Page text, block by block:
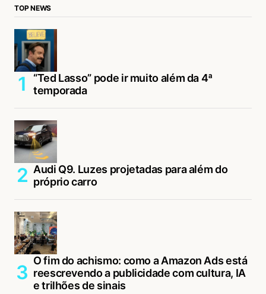
TOP NEWS
“Ted Lasso” pode ir muito além da 4ª
temporada
Audi Q9. Luzes projetadas para além do
próprio carro
O fim do achismo: como a Amazon Ads está
reescrevendo a publicidade com cultura, IA
e trilhões de sinais